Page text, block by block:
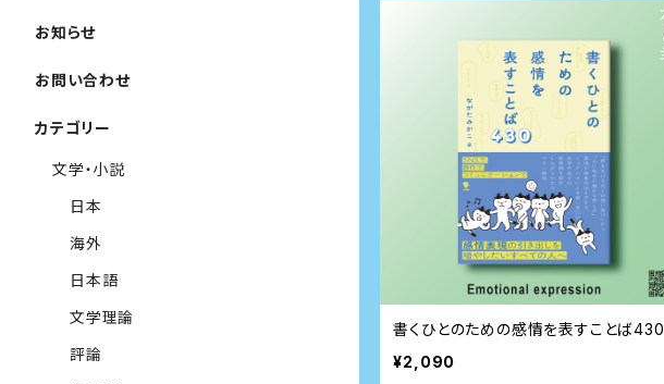
書くひとのための感情を表すことば430
¥2,090
お知らせ
お問い合わせ
カテゴリー
文学・小説
日本
海外
日本語
文学理論
評論